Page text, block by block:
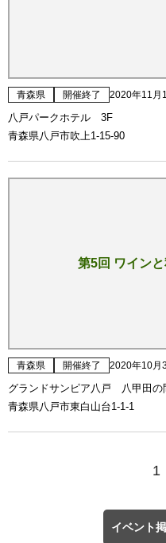
青森県 開催終了 2020年11月
八戸パークホテル 3F
青森県八戸市吹上1-15-90
第5回 ワイン
青森県 開催終了 2020年10月
グランドサンピア八戸 八甲田の
青森県八戸市東白山台1-1-1
1
イベント